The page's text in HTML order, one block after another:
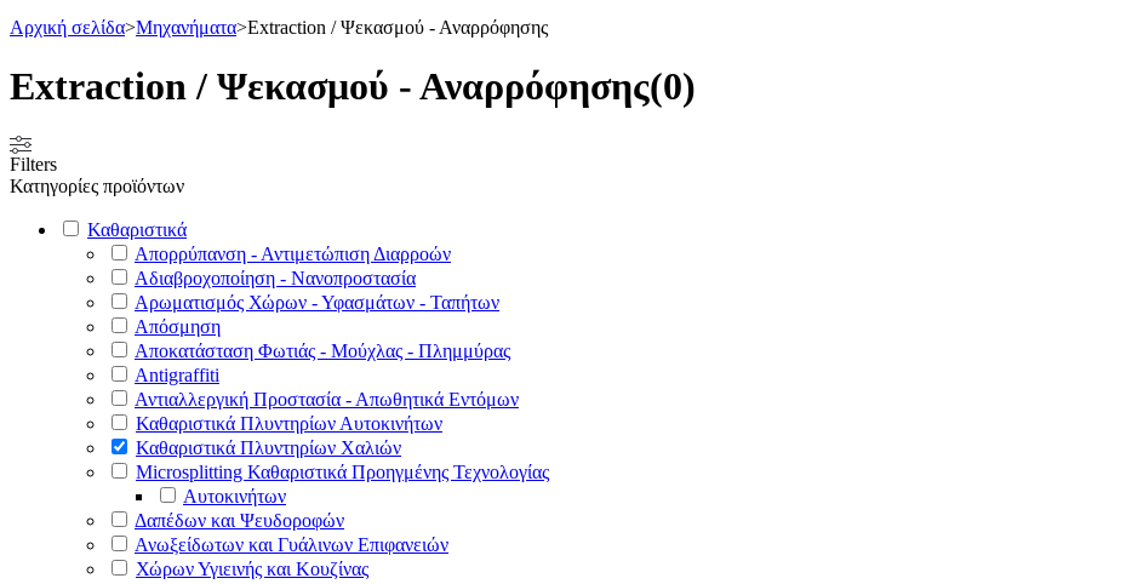
Αρχική σελίδα>Μηχανήματα>Extraction / Ψεκασμού - Αναρρόφησης
Extraction / Ψεκασμού - Αναρρόφησης(0)
Filters
Κατηγορίες προϊόντων
Καθαριστικά
Απορρύπανση - Αντιμετώπιση Διαρροών
Αδιαβροχοποίηση - Νανοπροστασία
Αρωματισμός Χώρων - Υφασμάτων - Ταπήτων
Απόσμηση
Αποκατάσταση Φωτιάς - Μούχλας - Πλημμύρας
Antigraffiti
Αντιαλλεργική Προστασία - Απωθητικά Εντόμων
Καθαριστικά Πλυντηρίων Αυτοκινήτων
Καθαριστικά Πλυντηρίων Χαλιών
Microsplitting Καθαριστικά Προηγμένης Τεχνολογίας
Αυτοκινήτων
Δαπέδων και Ψευδοροφών
Ανωξείδωτων και Γυάλινων Επιφανειών
Χώρων Υγιεινής και Κουζίνας